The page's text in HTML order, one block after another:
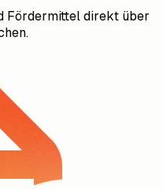
Fördermittel direkt über